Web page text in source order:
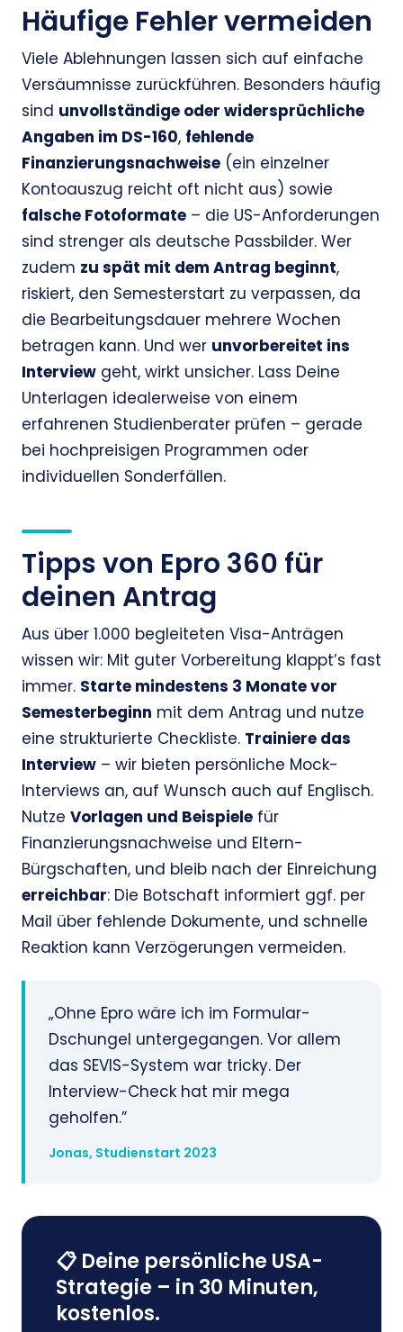
Häufige Fehler vermeiden
Viele Ablehnungen lassen sich auf einfache
Versäumnisse zurückführen. Besonders häufig
sind unvollständige oder widersprüchliche
Angaben im DS-160, fehlende
Finanzierungsnachweise (ein einzelner
Kontoauszug reicht oft nicht aus) sowie
falsche Fotoformate – die US-Anforderungen
sind strenger als deutsche Passbilder. Wer
zudem zu spät mit dem Antrag beginnt,
riskiert, den Semesterstart zu verpassen, da
die Bearbeitungsdauer mehrere Wochen
betragen kann. Und wer unvorbereitet ins
Interview geht, wirkt unsicher. Lass Deine
Unterlagen idealerweise von einem
erfahrenen Studienberater prüfen – gerade
bei hochpreisigen Programmen oder
individuellen Sonderfällen.
Tipps von Epro 360 für
deinen Antrag
Aus über 1.000 begleiteten Visa-Anträgen
wissen wir: Mit guter Vorbereitung klappt’s fast
immer. Starte mindestens 3 Monate vor
Semesterbeginn mit dem Antrag und nutze
eine strukturierte Checkliste. Trainiere das
Interview – wir bieten persönliche Mock-
Interviews an, auf Wunsch auch auf Englisch.
Nutze Vorlagen und Beispiele für
Finanzierungsnachweise und Eltern-
Bürgschaften, und bleib nach der Einreichung
erreichbar: Die Botschaft informiert ggf. per
Mail über fehlende Dokumente, und schnelle
Reaktion kann Verzögerungen vermeiden.
„Ohne Epro wäre ich im Formular-
Dschungel untergegangen. Vor allem
das SEVIS-System war tricky. Der
Interview-Check hat mir mega
geholfen.”
Jonas, Studienstart 2023
📋 Deine persönliche USA-
Strategie – in 30 Minuten,
kostenlos.